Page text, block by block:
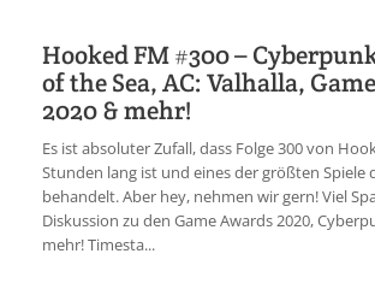
Impressum
Jobs
Discord
Hooked FM #300 –
of the Sea, AC: Valhalla,
2020 & mehr!
Es ist absoluter Zufall, dass Folge 300 von
Stunden lang ist und eines der größten Spiele
behandelt. Aber hey, nehmen wir gern! Viel
Diskussion zu den Game Awards 2020,
mehr! Timesta...